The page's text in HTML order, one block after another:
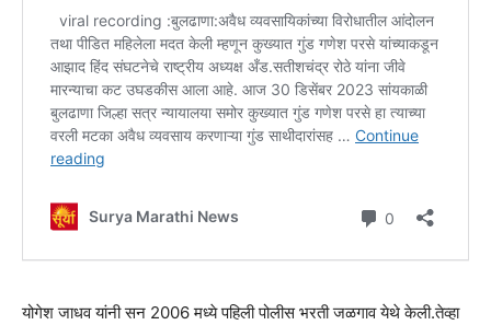
योगेश जाधव यांनी सन 2006 मध्ये पहिली पोलीस भरती जळगाव येथे केली.तेव्हा